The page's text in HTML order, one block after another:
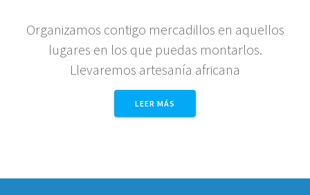
Organizamos contigo mercadillos en aquellos
lugares en los que puedas montarlos.
Llevaremos artesanía africana
LEER MÁS